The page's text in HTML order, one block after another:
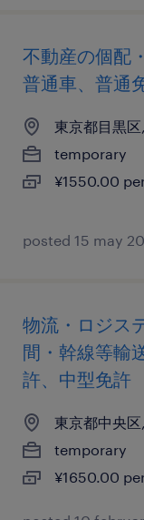
不動産の個配
普通車、普通
東京都目黒
temporary
¥1550.00
posted 15 may
物流・ロジス
間・幹線等輸
許、中型免許
東京都中央
temporary
¥1650.00